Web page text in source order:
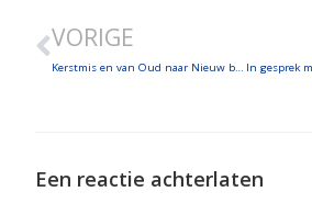
VORIGE
Kerstmis en van Oud naar Nieuw bij Moeder van Vrede, met zuster Annelies
Een reactie achterlaten